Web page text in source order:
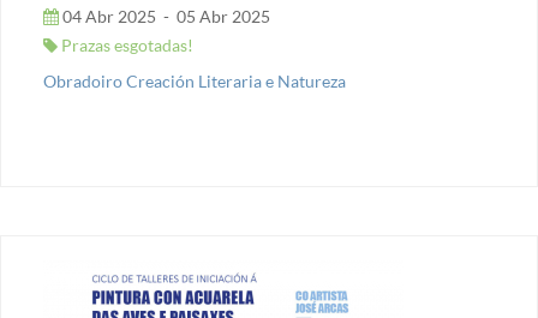
04 Abr 2025 - 05 Abr 2025
Prazas esgotadas!
Obradoiro Creación Literaria e Natureza